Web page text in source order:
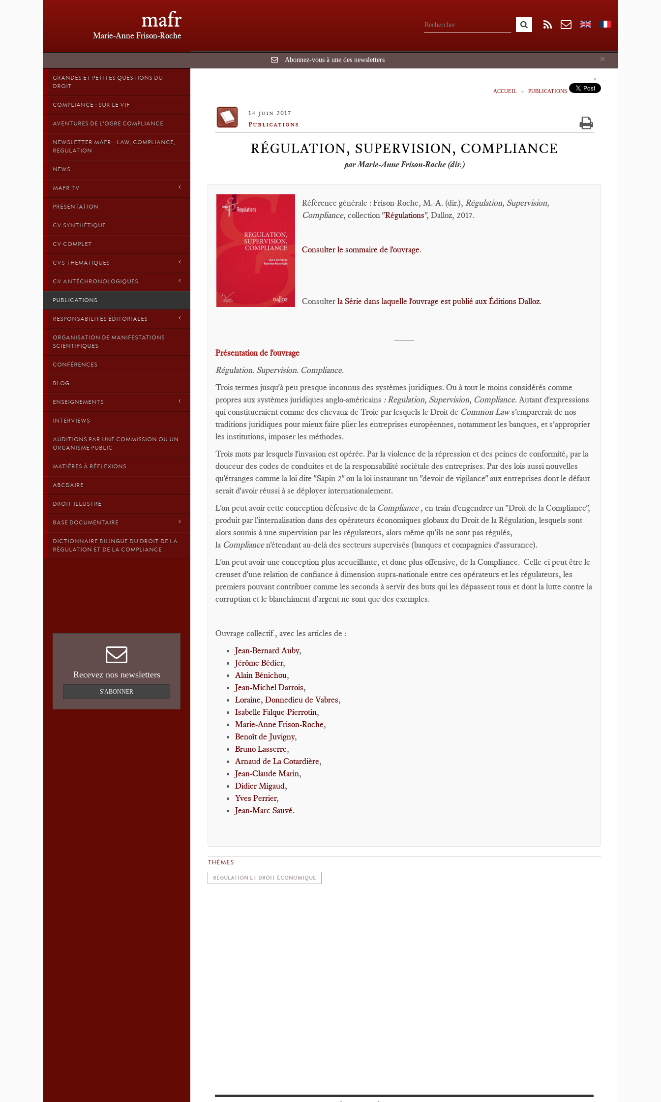
mafr
Marie-Anne Frison-Roche
×
Abonnez-vous à une des newsletters
GRANDES ET PETITES QUESTIONS DU
DROIT
COMPLIANCE : SUR LE VIF
AVENTURES DE L'OGRE COMPLIANCE
NEWSLETTER MAFR - LAW, COMPLIANCE,
REGULATION
NEWS
MAFR TV
PRÉSENTATION
CV SYNTHÉTIQUE
CV COMPLET
CVS THÉMATIQUES
CV ANTÉCHRONOLOGIQUES
PUBLICATIONS
RESPONSABILITÉS ÉDITORIALES
ORGANISATION DE MANIFESTATIONS
SCIENTIFIQUES
CONFÉRENCES
BLOG
ENSEIGNEMENTS
INTERVIEWS
AUDITIONS PAR UNE COMMISSION OU UN
ORGANISME PUBLIC
MATIÈRES À RÉFLEXIONS
ABCDAIRE
DROIT ILLUSTRÉ
BASE DOCUMENTAIRE
DICTIONNAIRE BILINGUE DU DROIT DE LA
RÉGULATION ET DE LA COMPLIANCE
Recevez nos newsletters
S'ABONNER
ACCUEIL PUBLICATIONS
14 juin 2017
Publications
RÉGULATION, SUPERVISION, COMPLIANCE
par Marie-Anne Frison-Roche (dir.)
Référence générale : Frison-Roche, M.-A. (dir.), Régulation, Supervision,
Compliance, collection "Régulations", Dalloz, 2017.
Consulter le sommaire de l'ouvrage.
Consulter la Série dans laquelle l'ouvrage est publié aux Éditions Dalloz.
Présentation de l'ouvrage
Régulation. Supervision. Compliance.
Trois termes jusqu'à peu presque inconnus des systèmes juridiques. Ou à tout le moins considérés comme
propres aux systèmes juridiques anglo-américains :Regulation, Supervision, Compliance. Autant d'expressions
qui constitueraient comme des chevaux de Troie par lesquels le Droit de Common Laws'emparerait de nos
traditions juridiques pour mieux faire plier les entreprises européennes, notamment les banques, et s'approprier
les institutions, imposer les méthodes.
Trois mots par lesquels l'invasion est opérée. Par la violence de la répression et des peines de conformité, par la
douceur des codes de conduites et de la responsabilité sociétale des entreprises. Par des lois aussi nouvelles
qu'étranges comme la loi dite "Sapin 2" ou la loi instaurant un "devoir de vigilance" aux entreprises dont le défaut
serait d'avoir réussi à se déployer internationalement.
L'on peut avoir cette conception défensive de la Compliance , en train d'engendrer un "Droit de la Compliance",
produit par l'internalisation dans des opérateurs économiques globaux du Droit de la Régulation, lesquels sont
alors soumis à une supervision par les régulateurs, alors même qu'ils ne sont pas régulés,
la Compliancen'étendant au-delà des secteurs supervisés (banques et compagnies d'assurance).
L'on peut avoir une conception plus accueillante, et donc plus offensive, de la Compliance. Celle-ci peut être le
creuset d'une relation de confiance à dimension supra-nationale entre ces opérateurs et les régulateurs, les
premiers pouvant contribuer comme les seconds à servir des buts qui les dépassent tous et dont la lutte contre la
corruption et le blanchiment d'argent ne sont que des exemples.
Ouvrage collectif , avec les articles de :
Jean-Bernard Auby,
Jérôme Bédier,
Alain Bénichou,
Jean-Michel Darrois,
Loraine, Donnedieu de Vabres,
Isabelle Falque-Pierrotin,
Marie-Anne Frison-Roche,
Benoît de Juvigny,
Bruno Lasserre,
Arnaud de La Cotardière,
Jean-Claude Marin,
Didier Migaud,
Yves Perrier,
Jean-Marc Sauvé.
THÈMES
RÉGULATION ET DROIT ÉCONOMIQUE